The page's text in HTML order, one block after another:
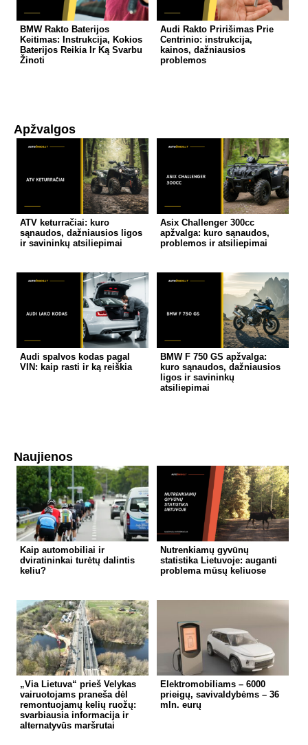
BMW Rakto Baterijos
Keitimas: Instrukcija, Kokios
Baterijos Reikia Ir Ką Svarbu
Žinoti
Audi Rakto Pririšimas Prie
Centrinio: instrukcija,
kainos, dažniausios
problemos
Apžvalgos
ATV keturračiai: kuro
sąnaudos, dažniausios ligos
ir savininkų atsiliepimai
Asix Challenger 300cc
apžvalga: kuro sąnaudos,
problemos ir atsiliepimai
Audi spalvos kodas pagal
VIN: kaip rasti ir ką reiškia
BMW F 750 GS apžvalga:
kuro sąnaudos, dažniausios
ligos ir savininkų
atsiliepimai
Naujienos
Kaip automobiliai ir
dviratininkai turėtų dalintis
keliu?
Nutrenkiamų gyvūnų
statistika Lietuvoje: auganti
problema mūsų keliuose
„Via Lietuva“ prieš Velykas
vairuotojams praneša dėl
remontuojamų kelių ruožų:
svarbiausia informacija ir
alternatyvūs maršrutai
Elektromobiliams – 6000
prieigų, savivaldybėms – 36
mln. eurų